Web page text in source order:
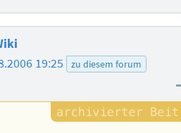
19:25 zu diesem forum